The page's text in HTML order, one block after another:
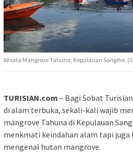
Wisata Mangrove Tahuna, Kepulauan Sangihe.
TURISIAN.com – Bagi Sobat
di alam terbuka, sekali-kali wajib
mangrove Tahuna di Kepulauan
menkmati keindahan alam tapi juga
mengenal hutan mangrove.